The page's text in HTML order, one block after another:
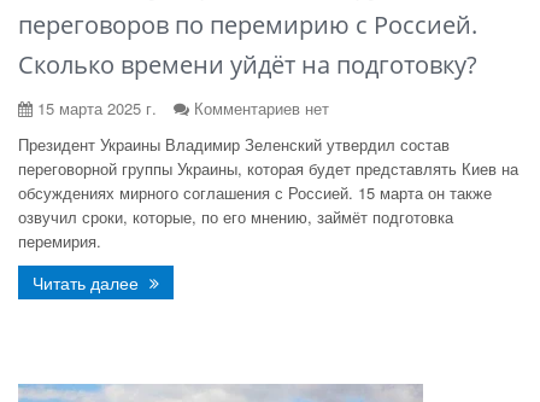
переговоров по перемирию с Россией.
Сколько времени уйдёт на подготовку?
15 марта 2025 г.
Комментариев нет
Президент Украины Владимир Зеленский утвердил состав
переговорной группы Украины, которая будет представлять Киев на
обсуждениях мирного соглашения с Россией. 15 марта он также
озвучил сроки, которые, по его мнению, займёт подготовка
перемирия.
Читать далее